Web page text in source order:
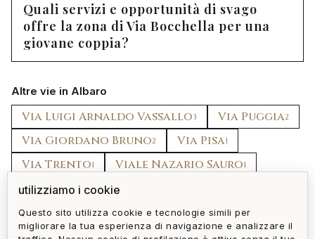
Quali servizi e opportunità di svago
offre la zona di Via Bocchella per una
giovane coppia?
Altre vie in Albaro
Via Luigi Arnaldo Vassallo3 Via Puggia2
Via Giordano Bruno2 Via Pisa1
Via Trento1 Viale Nazario Sauro1
Via Siena 1 Via Monte Zovetto
utilizziamo i cookie
Questo sito utilizza cookie e tecnologie simili per
migliorare la tua esperienza di navigazione e analizzare il